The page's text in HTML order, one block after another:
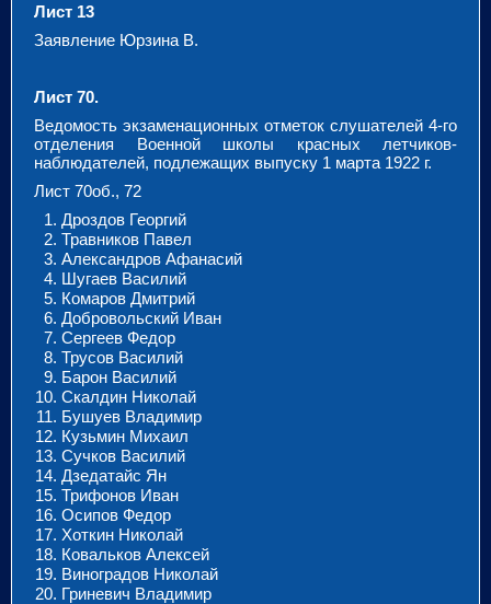
Лист 13
Заявление Юрзина В.
Лист 70.
Ведомость экзаменационных отметок слушателей 4-го
отделения Военной школы красных летчиков-
наблюдателей, подлежащих выпуску 1 марта 1922 г.
Лист 70об., 72
Дроздов Георгий
Травников Павел
Александров Афанасий
Шугаев Василий
Комаров Дмитрий
Добровольский Иван
Сергеев Федор
Трусов Василий
Барон Василий
Скалдин Николай
Бушуев Владимир
Кузьмин Михаил
Сучков Василий
Дзедатайс Ян
Трифонов Иван
Осипов Федор
Хоткин Николай
Ковальков Алексей
Виноградов Николай
Гриневич Владимир